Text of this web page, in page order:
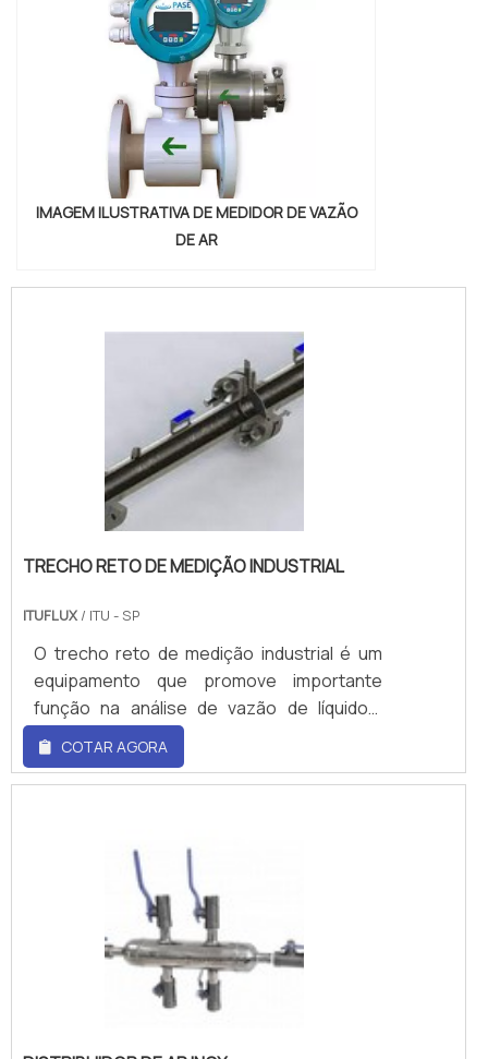
IMAGEM ILUSTRATIVA DE MEDIDOR DE VAZÃO
DE AR
TRECHO RETO DE MEDIÇÃO INDUSTRIAL
ITUFLUX / ITU - SP
O trecho reto de medição industrial é um
equipamento que promove importante
função na análise de vazão de líquidos,
gases e vapores. Simplificadamente, os
trechos retos são seções tubulares
necessárias para garantir que o
realizar a medição da vazão. Ou seja, o
trecho reto de medição industrial, pode ser
definido como seção tubular fundamental
para assegurar que o escoamento do
fluido em questão esteja adequado para
efetuar o estudo de vazão, de acordo com
o padrão de dimensionamento de
COTAR AGORA